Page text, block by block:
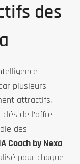
des
plusieurs
attractifs.
de l’offre
des
Coach by Nexa
pour chaque